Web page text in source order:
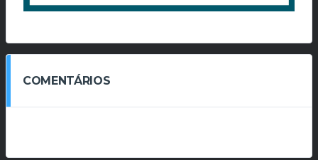
COMENTÁRIOS